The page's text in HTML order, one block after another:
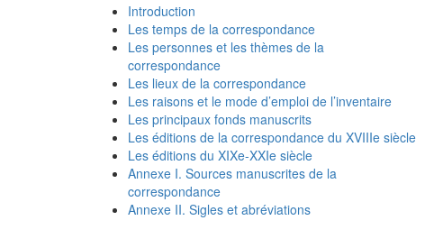
Introduction
Les temps de la correspondance
Les personnes et les thèmes de la
correspondance
Les lieux de la correspondance
Les raisons et le mode d’emploi de l’inventaire
Les principaux fonds manuscrits
Les éditions de la correspondance du XVIIIe siècle
Les éditions du XIXe-XXIe siècle
Annexe I. Sources manuscrites de la
correspondance
Annexe II. Sigles et abréviations